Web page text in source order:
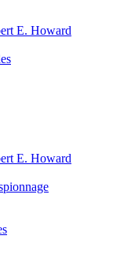
E. Howard
E. Howard